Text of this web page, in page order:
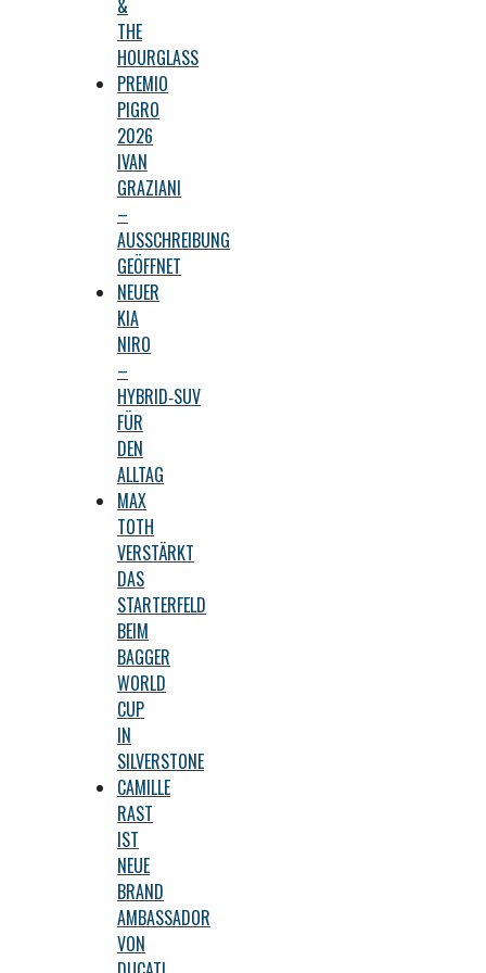
THE
HOURGLASS
PREMIO
PIGRO
2026
IVAN
GRAZIANI
–
AUSSCHREIBUNG
GEÖFFNET
NEUER
KIA
NIRO
–
HYBRID‑SUV
FÜR
DEN
ALLTAG
MAX
TOTH
VERSTÄRKT
DAS
STARTERFELD
BEIM
BAGGER
WORLD
CUP
IN
SILVERSTONE
CAMILLE
RAST
IST
NEUE
BRAND
AMBASSADOR
VON